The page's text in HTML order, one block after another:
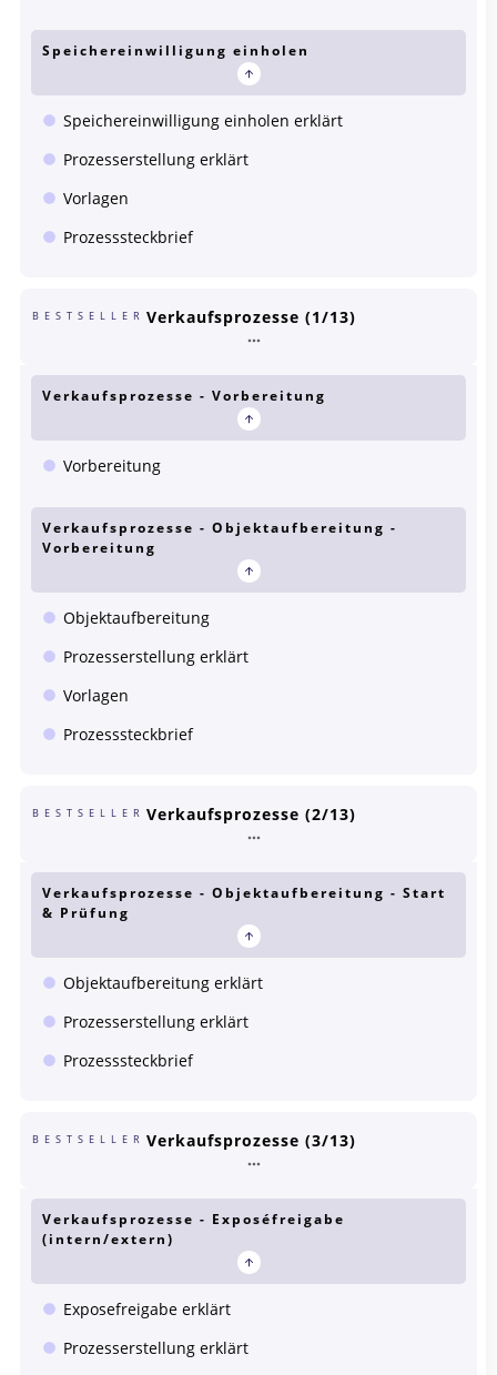
Speichereinwilligung einholen
Speichereinwilligung einholen erklärt
Prozesserstellung erklärt
Vorlagen
Prozesssteckbrief
BESTSELLER Verkaufsprozesse (1/13)
Verkaufsprozesse - Vorbereitung
Vorbereitung
Verkaufsprozesse - Objektaufbereitung -
Vorbereitung
Objektaufbereitung
Prozesserstellung erklärt
Vorlagen
Prozesssteckbrief
BESTSELLER Verkaufsprozesse (2/13)
Verkaufsprozesse - Objektaufbereitung - Start
& Prüfung
Objektaufbereitung erklärt
Prozesserstellung erklärt
Prozesssteckbrief
BESTSELLER Verkaufsprozesse (3/13)
Verkaufsprozesse - Exposéfreigabe
(intern/extern)
Exposefreigabe erklärt
Prozesserstellung erklärt